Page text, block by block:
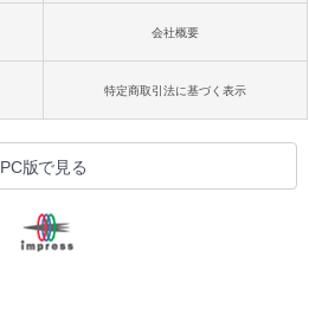
会社概要
特定商取引法に基づく表示
PC版で見る